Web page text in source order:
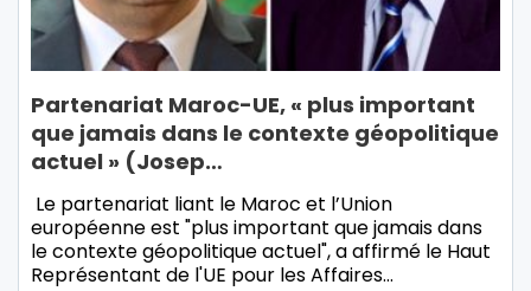
Partenariat Maroc-UE, « plus important
que jamais dans le contexte géopolitique
actuel » (Josep…
Le partenariat liant le Maroc et l’Union
européenne est "plus important que jamais dans
le contexte géopolitique actuel", a affirmé le Haut
Représentant de l'UE pour les Affaires…